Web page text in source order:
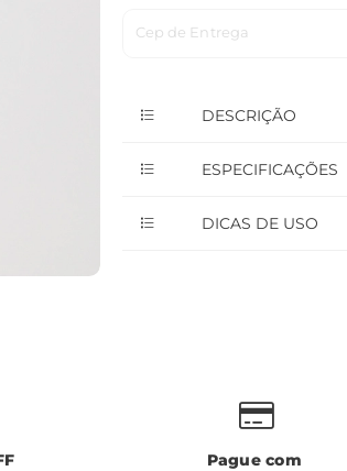
Cep de Entrega
DESCRIÇÃO
ESPECIFICAÇÕES
DICAS DE USO
Pague com